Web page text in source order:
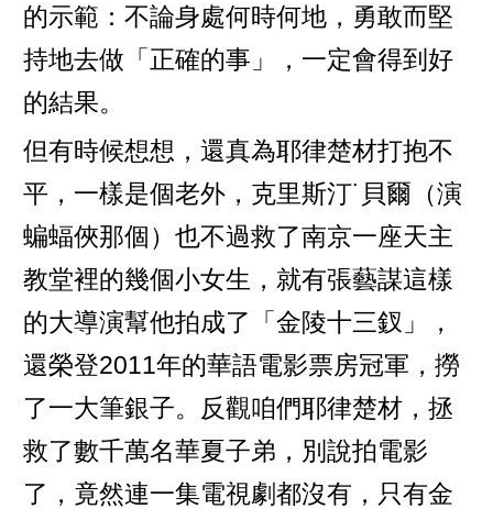
的示範：不論身處何時何地，勇敢而堅
持地去做「正確的事」，一定會得到好
的結果。
但有時候想想，還真為耶律楚材打抱不
平，一樣是個老外，克里斯汀˙貝爾（演
蝙蝠俠那個）也不過救了南京一座天主
教堂裡的幾個小女生，就有張藝謀這樣
的大導演幫他拍成了「金陵十三釵」，
還榮登2011年的華語電影票房冠軍，撈
了一大筆銀子。反觀咱們耶律楚材，拯
救了數千萬名華夏子弟，別說拍電影
了，竟然連一集電視劇都沒有，只有金